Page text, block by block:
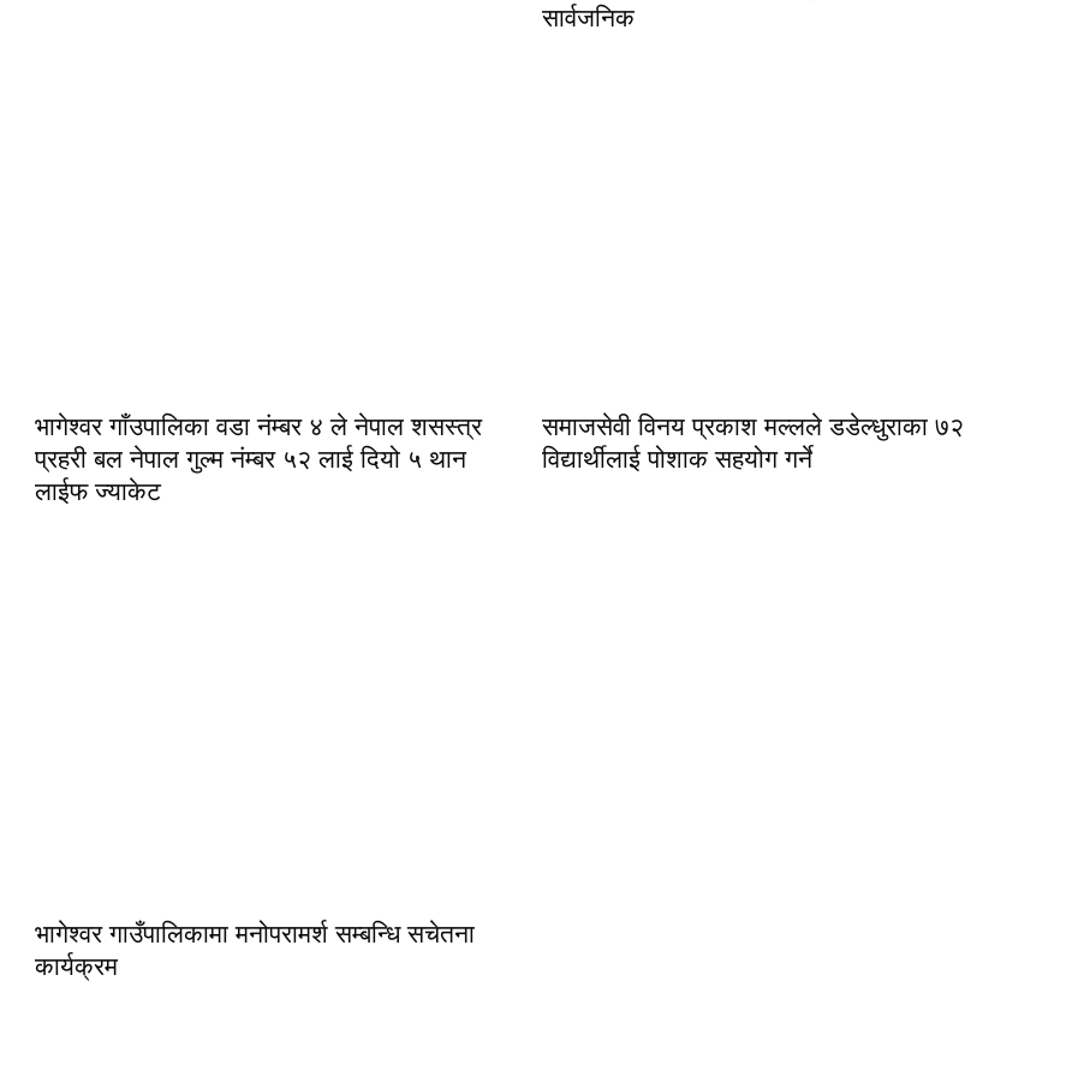
सार्वजनिक
भागेश्वर गाँउपालिका वडा नंम्बर ४ ले नेपाल शसस्त्र
प्रहरी बल नेपाल गुल्म नंम्बर ५२ लाई दियो ५ थान
लाईफ ज्याकेट
समाजसेवी विनय प्रकाश मल्लले डडेल्धुराका ७२
विद्यार्थीलाई पोशाक सहयोग गर्ने
भागेश्वर गाउँपालिकामा मनोपरामर्श सम्बन्धि सचेतना
कार्यक्रम